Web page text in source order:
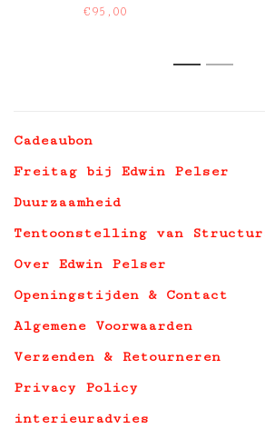
€95,00
1 2
Cadeaubon
Freitag bij Edwin Pelser
Duurzaamheid
Tentoonstelling van
Over Edwin Pelser
Openingstijden & Contact
Algemene Voorwaarden
Verzenden & Retourneren
Privacy Policy
interieuradvies